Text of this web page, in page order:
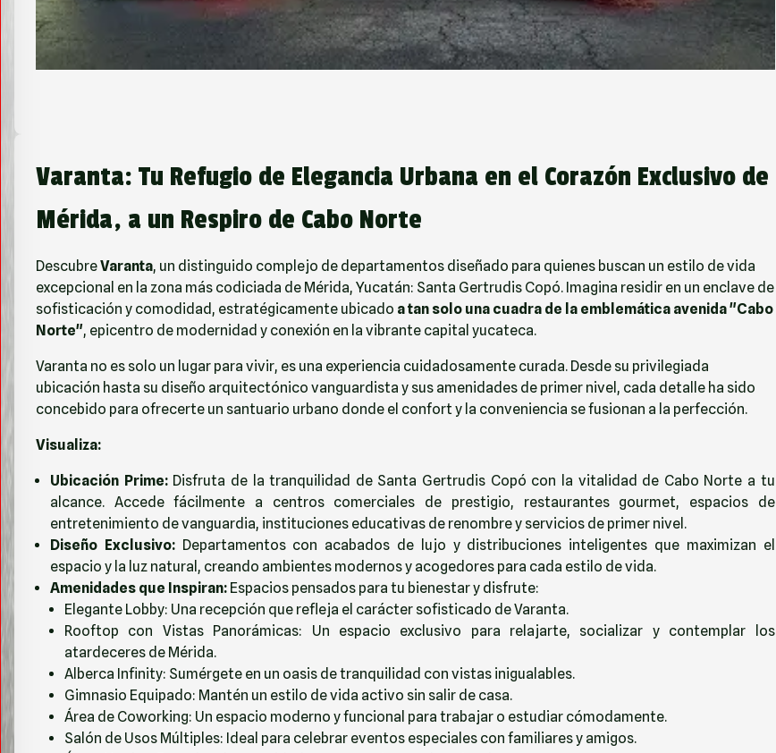
Varanta: Tu Refugio de Elegancia Urbana en el Corazón Exclusivo de
Mérida, a un Respiro de Cabo Norte
DescubreVaranta, un distinguido complejo de departamentos diseñado para quienes buscan un estilo de vida
excepcional en la zona más codiciada de Mérida, Yucatán: Santa Gertrudis Copó. Imagina residir en un enclave de
sofisticación y comodidad, estratégicamente ubicado a tan solo una cuadra de la emblemática avenida "Cabo
Norte", epicentro de modernidad y conexión en la vibrante capital yucateca.
Varanta no es solo un lugar para vivir, es una experiencia cuidadosamente curada. Desde su privilegiada
ubicación hasta su diseño arquitectónico vanguardista y sus amenidades de primer nivel, cada detalle ha sido
concebido para ofrecerte un santuario urbano donde el confort y la conveniencia se fusionan a la perfección.
Visualiza:
Ubicación Prime:Disfruta de la tranquilidad de Santa Gertrudis Copó con la vitalidad de Cabo Norte a tu
alcance. Accede fácilmente a centros comerciales de prestigio, restaurantes gourmet, espacios de
entretenimiento de vanguardia, instituciones educativas de renombre y servicios de primer nivel.
Diseño Exclusivo:Departamentos con acabados de lujo y distribuciones inteligentes que maximizan el
espacio y la luz natural, creando ambientes modernos y acogedores para cada estilo de vida.
Amenidades que Inspiran: Espacios pensados para tu bienestar y disfrute:
Elegante Lobby: Una recepción que refleja el carácter sofisticado de Varanta.
Rooftop con Vistas Panorámicas: Un espacio exclusivo para relajarte, socializar y contemplar los
atardeceres de Mérida.
Alberca Infinity: Sumérgete en un oasis de tranquilidad con vistas inigualables.
Gimnasio Equipado: Mantén un estilo de vida activo sin salir de casa.
Área de Coworking: Un espacio moderno y funcional para trabajar o estudiar cómodamente.
Salón de Usos Múltiples: Ideal para celebrar eventos especiales con familiares y amigos.